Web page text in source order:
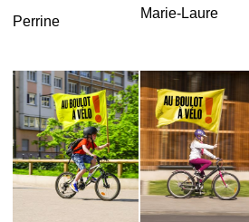
Perrine
Marie-Laure